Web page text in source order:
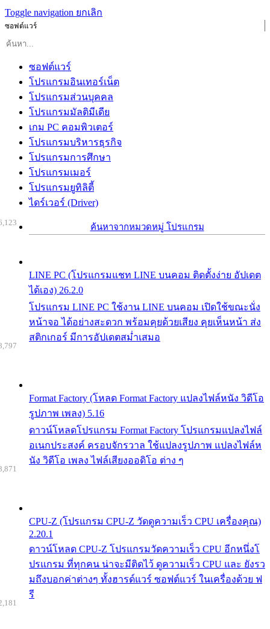
Toggle navigation ยกเลิก
ซอฟต์แวร์
ซอฟต์แวร์
โปรแกรมอินเทอร์เน็ต
โปรแกรมส่วนบุคคล
โปรแกรมมัลติมีเดีย
เกม PC คอมพิวเตอร์
โปรแกรมบริหารธุรกิจ
โปรแกรมการศึกษา
โปรแกรมเมอร์
โปรแกรมยูทิลิตี้
ไดร์เวอร์ (Driver)
ค้นหาจากหมวดหมู่ โปรแกรม
LINE PC (โปรแกรมแชท LINE บนคอม ติดตั้งง่าย อัปเดต
ได้เอง) 26.2.0
โปรแกรม LINE PC ใช้งาน LINE บนคอม เปิดใช้ขณะนั่ง
หน้าจอ ได้อย่างสะดวก พร้อมคุยด้วยเสียง คุยเห็นหน้า ส่ง
สติกเกอร์ มีการอัปเดตสม่ำเสมอ
Format Factory (โหลด Format Factory แปลงไฟล์หนัง วิดีโอ
รูปภาพ เพลง) 5.16
ดาวน์โหลดโปรแกรม Format Factory โปรแกรมแปลงไฟล์
อเนกประสงค์ ครอบจักรวาล ใช้แปลงรูปภาพ แปลงไฟล์ห
นัง วิดีโอ เพลง ไฟล์เสียงออดิโอ ต่าง ๆ
CPU-Z (โปรแกรม CPU-Z วัดดูความเร็ว CPU เครื่องคุณ)
2.20.1
ดาวน์โหลด CPU-Z โปรแกรมวัดความเร็ว CPU อีกหนึ่งโ
ปรแกรม ที่ทุกคน น่าจะมีติดไว้ ดูความเร็ว CPU และ ยังรว
มถึงบอกค่าต่างๆ ทั้งฮารด์แวร์ ซอฟต์แวร์ ในเครื่องด้วย ฟ
รี